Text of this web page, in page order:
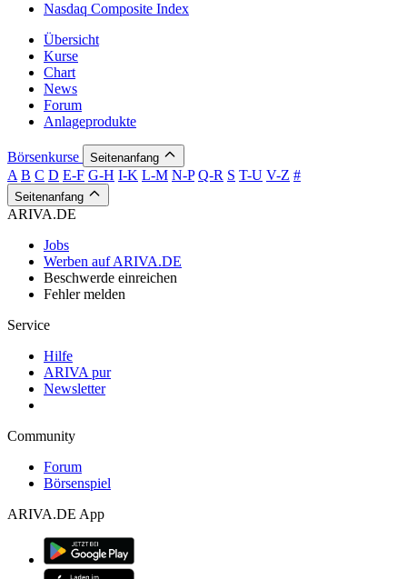
Nasdaq Composite Index
Übersicht
Kurse
Chart
News
Forum
Anlageprodukte
Börsenkurse Seitenanfang
A B C D E-F G-H I-K L-M N-P Q-R S T-U V-Z #
Seitenanfang
ARIVA.DE
Jobs
Werben auf ARIVA.DE
Beschwerde einreichen
Fehler melden
Service
Hilfe
ARIVA pur
Newsletter
Community
Forum
Börsenspiel
ARIVA.DE App